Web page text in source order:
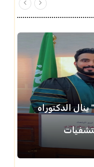
الدكتوراه